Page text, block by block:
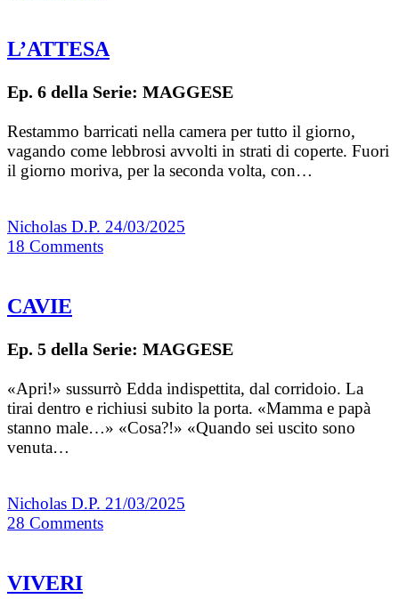
L’ATTESA
Ep. 6 della Serie: MAGGESE
Restammo barricati nella camera per tutto il giorno,
vagando come lebbrosi avvolti in strati di coperte. Fuori
il giorno moriva, per la seconda volta, con…
Nicholas D.P. 24/03/2025
18 Comments
CAVIE
Ep. 5 della Serie: MAGGESE
«Apri!» sussurrò Edda indispettita, dal corridoio. La
tirai dentro e richiusi subito la porta. «Mamma e papà
stanno male…» «Cosa?!» «Quando sei uscito sono
venuta…
Nicholas D.P. 21/03/2025
28 Comments
VIVERI